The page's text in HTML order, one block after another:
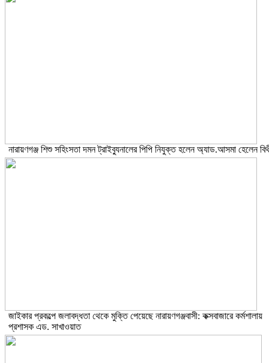
নারায়ণগঞ্জ শিশু সহিংসতা দমন ট্রাইব্যুনালের পিপি নিযুক্ত হলেন অ্যাড.আসমা হেলেন
জাইকার প্রকল্পে জলাবদ্ধতা থেকে মুক্তি পেয়েছে নারায়ণগঞ্জবাসী: কক্সবাজারে কর্মশালায়
প্রশাসক এড. সাখাওয়াত